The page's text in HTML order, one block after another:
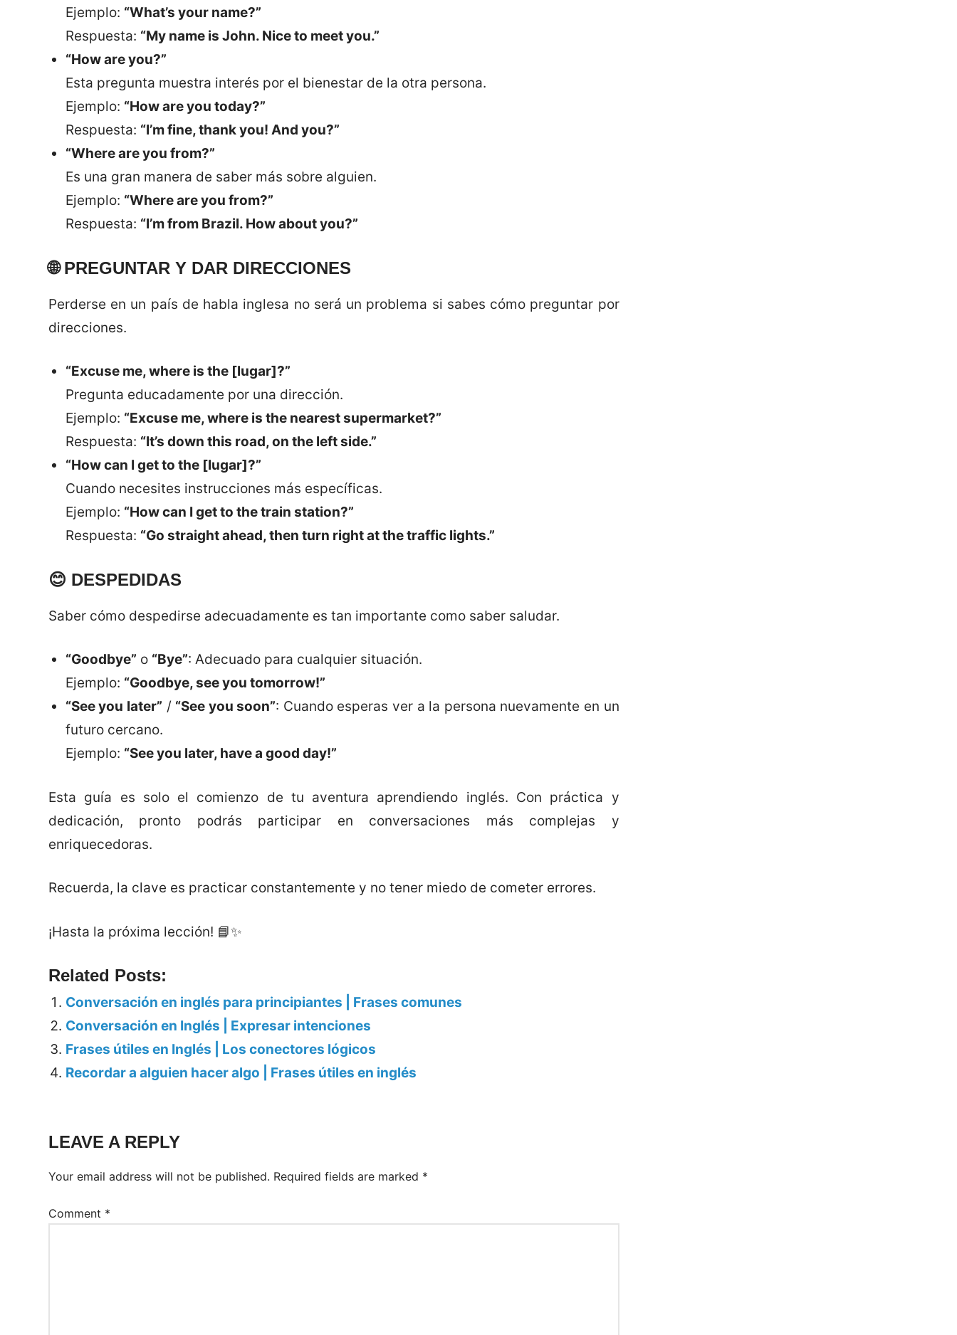
Ejemplo: “What’s your name?”
Respuesta: “My name is John. Nice to meet you.”
“How are you?”
Esta pregunta muestra interés por el bienestar de la otra persona.
Ejemplo: “How are you today?”
Respuesta: “I’m fine, thank you! And you?”
“Where are you from?”
Es una gran manera de saber más sobre alguien.
Ejemplo: “Where are you from?”
Respuesta: “I’m from Brazil. How about you?”
🌐PREGUNTAR Y DAR DIRECCIONES
Perderse en un país de habla inglesa no será un problema si sabes cómo preguntar por
direcciones.
“Excuse me, where is the [lugar]?”
Pregunta educadamente por una dirección.
Ejemplo: “Excuse me, where is the nearest supermarket?”
Respuesta: “It’s down this road, on the left side.”
“How can I get to the [lugar]?”
Cuando necesites instrucciones más específicas.
Ejemplo: “How can I get to the train station?”
Respuesta: “Go straight ahead, then turn right at the traffic lights.”
😊 DESPEDIDAS
Saber cómo despedirse adecuadamente es tan importante como saber saludar.
“Goodbye” o “Bye”: Adecuado para cualquier situación.
Ejemplo: “Goodbye, see you tomorrow!”
“See you later” / “See you soon”: Cuando esperas ver a la persona nuevamente en un
futuro cercano.
Ejemplo: “See you later, have a good day!”
Esta guía es solo el comienzo de tu aventura aprendiendo inglés. Con práctica y
dedicación, pronto podrás participar en conversaciones más complejas y
enriquecedoras.
Recuerda, la clave es practicar constantemente y no tener miedo de cometer errores.
¡Hasta la próxima lección! 📘✨
Related Posts:
Conversación en inglés para principiantes | Frases comunes
Conversación en Inglés | Expresar intenciones
Frases útiles en Inglés | Los conectores lógicos
Recordar a alguien hacer algo | Frases útiles en inglés
LEAVE A REPLY
Your email address will not be published. Required fields are marked *
Comment *